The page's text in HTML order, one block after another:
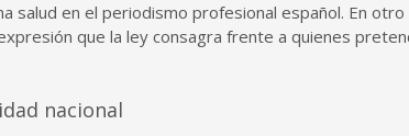
salud en el periodismo profesional español. En
que la ley consagra frente a quienes
nacional